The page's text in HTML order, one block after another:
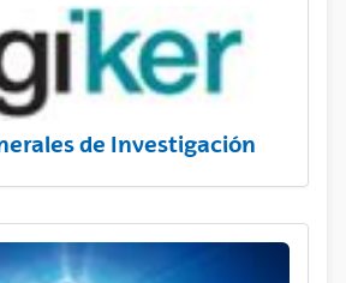
de Investigación